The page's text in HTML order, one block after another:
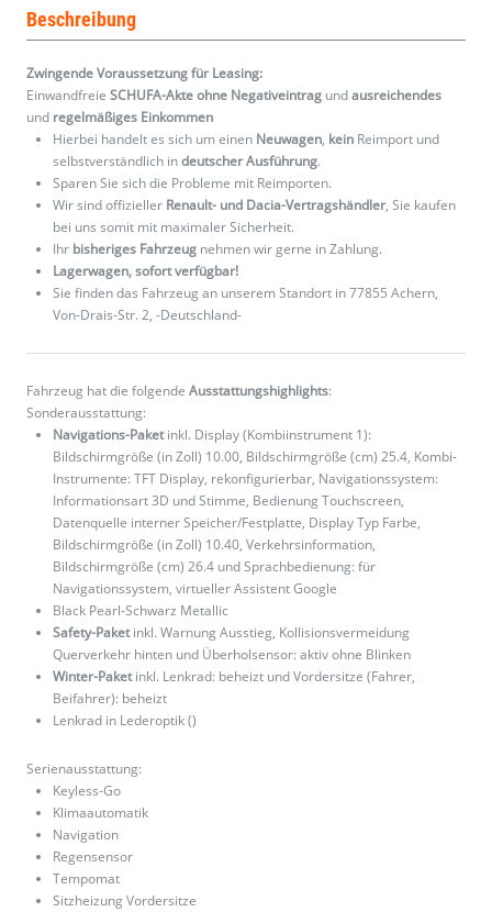
Beschreibung
Zwingende Voraussetzung für Leasing:
Einwandfreie SCHUFA-Akte ohne Negativeintrag undausreichendes
und regelmäßiges Einkommen
Hierbei handelt es sich um einen Neuwagen, kein Reimport und
selbstverständlich indeutscher Ausführung.
Sparen Sie sich die Probleme mit Reimporten.
Wir sind offizieller Renault- und Dacia-Vertragshändler, Sie kaufen
bei uns somit mit maximaler Sicherheit.
Ihr bisheriges Fahrzeug nehmen wir gerne in Zahlung.
Lagerwagen, sofort verfügbar!
Sie finden das Fahrzeug an unserem Standort in 77855 Achern,
Von-Drais-Str. 2, -Deutschland-
Fahrzeug hat die folgende Ausstattungshighlights:
Sonderausstattung:
Navigations-Paketinkl. Display (Kombiinstrument 1):
Bildschirmgröße (in Zoll) 10.00, Bildschirmgröße (cm) 25.4, Kombi-
Instrumente: TFT Display, rekonfigurierbar, Navigationssystem:
Informationsart 3D und Stimme, Bedienung Touchscreen,
Datenquelle interner Speicher/Festplatte, Display Typ Farbe,
Bildschirmgröße (in Zoll) 10.40, Verkehrsinformation,
Bildschirmgröße (cm) 26.4 und Sprachbedienung: für
Navigationssystem, virtueller Assistent Google
Black Pearl-Schwarz Metallic
Safety-Paketinkl. Warnung Ausstieg, Kollisionsvermeidung
Querverkehr hinten und Überholsensor: aktiv ohne Blinken
Winter-Paketinkl. Lenkrad: beheizt und Vordersitze (Fahrer,
Beifahrer): beheizt
Lenkrad in Lederoptik ()
Serienausstattung:
Keyless-Go
Klimaautomatik
Navigation
Regensensor
Tempomat
Sitzheizung Vordersitze